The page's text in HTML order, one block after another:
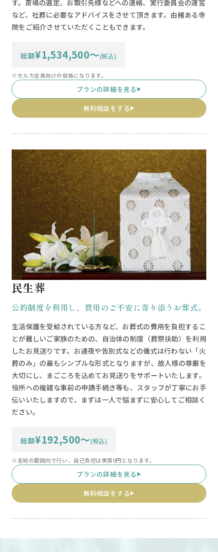
す。斎場の選定、お取引先様などへの連絡、実行委員会の運営
など、社葬に必要なアドバイスをさせて頂きます。由緒ある寺
院をご紹介させていただくこともできます。
総額¥1,534,500〜(税込)
※セルカ会員向けの価格になります。
プランの詳細を見る ▶
無料相談をする▶
民生葬
公的制度を利用し、費用のご不安に寄り添うお葬式。
生活保護を受給されている方など、お葬式の費用を負担するこ
とが難しいご家族のための、自治体の制度（葬祭扶助）を利用
したお見送りです。お通夜や告別式などの儀式は行わない「火
葬のみ」の最もシンプルな形式となりますが、故人様の尊厳を
大切にし、まごころを込めてお見送りをサポートいたします。
役所への複雑な事前の申請手続き等も、スタッフが丁寧にお手
伝いいたしますので、まずは一人で悩まずに安心してご相談く
ださい。
総額¥192,500〜(税込)
※支給の範囲内で行い、自己負担は実質0円となります。
プランの詳細を見る ▶
無料相談をする▶